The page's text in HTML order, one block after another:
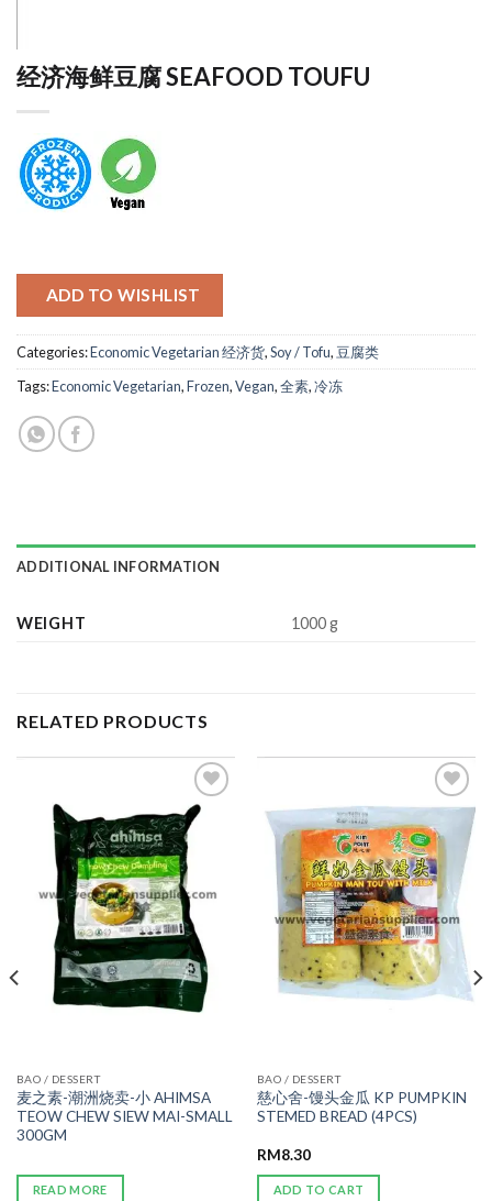
经济海鲜豆腐 SEAFOOD TOUFU
ADD TO WISHLIST
Categories:Economic Vegetarian 经济货,Soy / Tofu, 豆腐类
Tags:Economic Vegetarian,Frozen,Vegan,全素,冷冻
ADDITIONAL INFORMATION
WEIGHT 1000 g
RELATED PRODUCTS
ADD TO
WISHLIST
BAO / DESSERT
麦之素-潮洲烧卖-小 AHIMSA
TEOW CHEW SIEW MAI-SMALL
300GM
READ MORE
ADD TO
WISHLIST
BAO / DESSERT
慈心舍-馒头金瓜 KP PUMPKIN
STEMED BREAD (4PCS)
RM8.30
ADD TO CART